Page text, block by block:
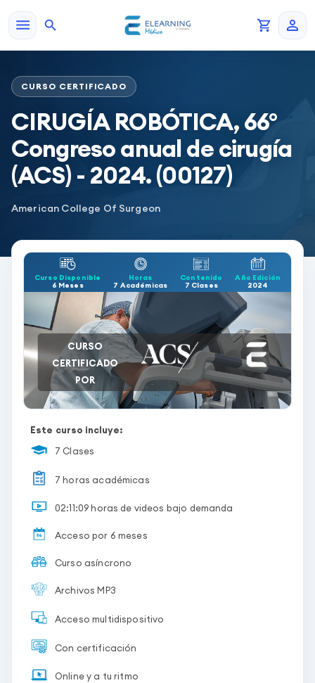
CURSO CERTIFICADO
CIRUGÍA ROBÓTICA, 66°
Congreso anual de cirugía
(ACS) - 2024. (00127)
American College Of Surgeon
Curso Disponible
6 Meses
Horas
7 Académicas
Contenido
7 Clases
Año Edición
2024
CURSO
CERTIFICADO
POR
Este curso incluye:
7 Clases
7 horas académicas
02:11:09 horas de videos bajo demanda
Acceso por 6 meses
Curso asíncrono
Archivos MP3
Acceso multidispositivo
Con certificación
Online y a tu ritmo